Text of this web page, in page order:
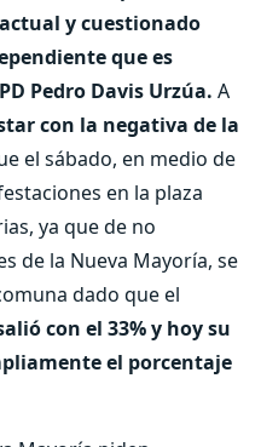
y cuestionado
que es
Pedro Davis Urzúa. A
con la negativa de la
el sábado, en medio de
en la plaza
ya que de no
de la Nueva Mayoría, se
dado que el
con el 33% y hoy su
el porcentaje